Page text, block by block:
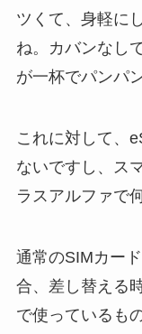
ツくて、身軽に
ね。カバンなし
が一杯でパンパ
これに対して、
ないですし、ス
ラスアルファで
通常のSIMカー
合、差し替える
で使っているも